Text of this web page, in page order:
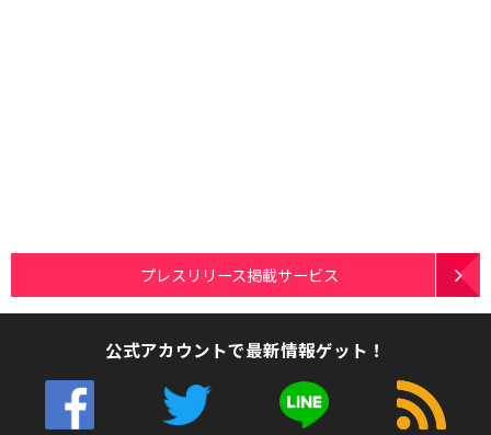
プレスリリース掲載サービス
公式アカウントで最新情報ゲット！